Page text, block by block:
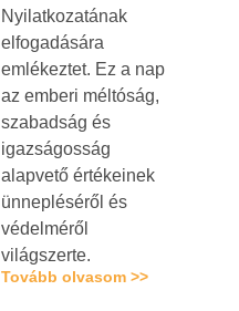
Nyilatkozatának
elfogadására
emlékeztet. Ez a nap
az emberi méltóság,
szabadság és
igazságosság
alapvető értékeinek
ünnepléséről és
védelméről
világszerte.
Tovább olvasom >>